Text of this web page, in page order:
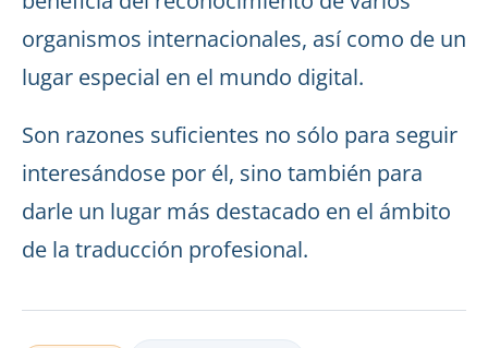
organismos internacionales, así como de un
lugar especial en el mundo digital.
Son razones suficientes no sólo para seguir
interesándose por él, sino también para
darle un lugar más destacado en el ámbito
de la traducción profesional.